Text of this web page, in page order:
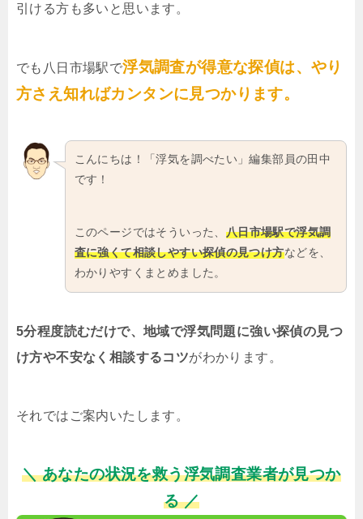
引ける方も多いと思います。
でも八日市場駅で浮気調査が得意な探偵は、やり
方さえ知ればカンタンに見つかります。
こんにちは！「浮気を調べたい」編集部員の田中
です！
このページではそういった、 八日市場駅で浮気調
査に強くて相談しやすい探偵の見つけ方などを、
わかりやすくまとめました。
5分程度読むだけで、地域で浮気問題に強い探偵の見つ
け方や不安なく相談するコツがわかります。
それではご案内いたします。
＼ あなたの状況を救う浮気調査業者が見つか
る ／